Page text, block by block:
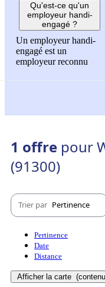
Qu'est-ce qu'un
employeur handi-
engagé ?
Un employeur handi-
engagé est un
employeur reconnu
1 offre pour
(91300)
Trier par Pertinence
Pertinence
Date
Distance
Afficher la carte